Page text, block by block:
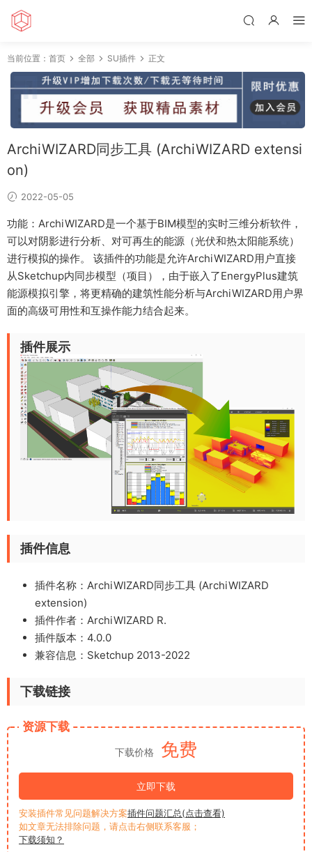
当前位置： 首页 全部 SU插件 正文
ArchiWIZARD同步工具 (ArchiWIZARD extensi
on)
2022-05-05
功能：ArchiWIZARD是一个基于BIM模型的实时三维分析软件，
可以对阴影进行分析、对可再生的能源（光伏和热太阳能系统）
进行模拟的操作。 该插件的功能是允许ArchiWIZARD用户直接
从Sketchup内同步模型（项目），由于嵌入了EnergyPlus建筑
能源模拟引擎，将更精确的建筑性能分析与ArchiWIZARD用户界
面的高级可用性和互操作能力结合起来。
插件展示
插件信息
插件名称：ArchiWIZARD同步工具 (ArchiWIZARD
extension)
插件作者：ArchiWIZARD R.
插件版本：4.0.0
兼容信息：Sketchup 2013-2022
下载链接
资源下载
下载价格 免费
立即下载
安装插件常见问题解决方案插件问题汇总(点击查看)
如文章无法排除问题，请点击右侧联系客服；
下载须知？